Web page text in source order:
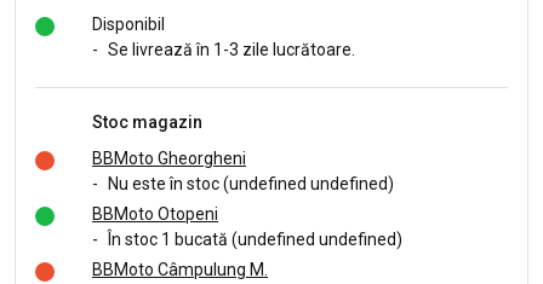
Disponibil
- Se livrează în 1-3 zile lucrătoare.
Stoc magazin
BBMoto Gheorgheni
-
Nu este în stoc (undefined undefined)
BBMoto Otopeni
-
În stoc 1 bucată (undefined undefined)
BBMoto Câmpulung M.